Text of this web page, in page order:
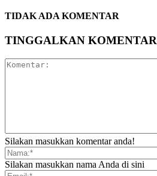
TIDAK ADA KOMENTAR
TINGGALKAN KOMENTAR
Silakan masukkan komentar anda!
Silakan masukkan nama Anda di sini